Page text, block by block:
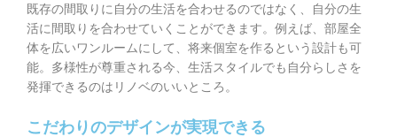
既存の間取りに自分の生活を合わせるのではなく、自分の生
活に間取りを合わせていくことができます。例えば、部屋全
体を広いワンルームにして、将来個室を作るという設計も可
能。多様性が尊重される今、生活スタイルでも自分らしさを
発揮できるのはリノベのいいところ。
こだわりのデザインが実現できる